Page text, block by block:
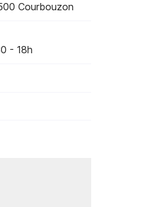
Courbouzon
- 18h